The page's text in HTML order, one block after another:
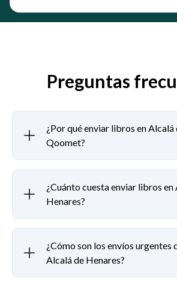
Preguntas
¿Por qué enviar libros en Alcalá
Qoomet?
¿Cuánto cuesta enviar libros en
Henares?
¿Cómo son los envíos urgentes
Alcalá de Henares?